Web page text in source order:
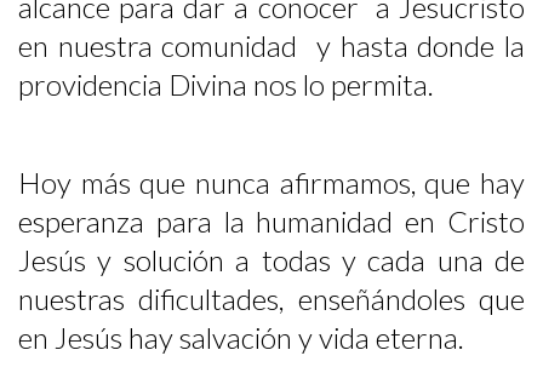
en nuestra comunidad y hasta donde la
providencia Divina nos lo permita.
Hoy más que nunca afirmamos, que hay
esperanza para la humanidad en Cristo
Jesús y solución a todas y cada una de
nuestras dificultades, enseñándoles que
en Jesús hay salvación y vida eterna.